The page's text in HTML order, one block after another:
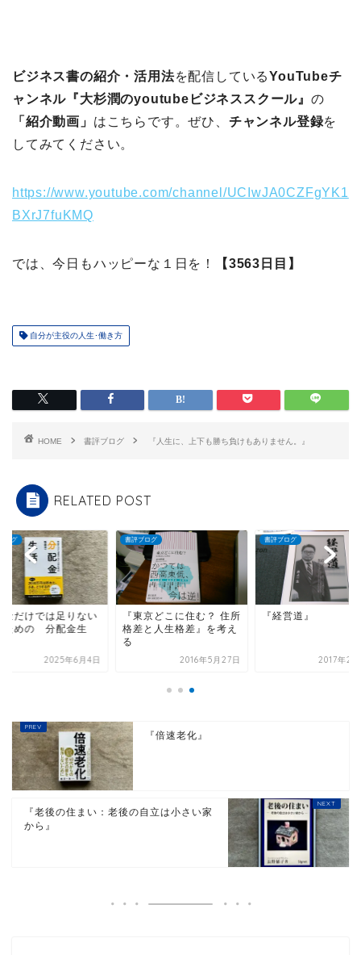
ビジネス書の紹介・活用法を配信しているYouTubeチ
ャンネル『大杉潤のyoutubeビジネススクール』 の
「紹介動画」 はこちらです。ぜひ、 チャンネル登録を
してみてください。
https://www.youtube.com/channel/UCIwJA0CZFgYK1
BXrJ7fuKMQ
では、今日もハッピーな１日を！ 【3563日目】
自分が主役の人生･働き方
HOME 書評ブログ 『人生に、上下も勝ち負けもありません。』
RELATED POST
ログ
金だけでは足りない
ための 分配金生
2025年6月4日
書評ブログ
『東京どこに住む？ 住所
格差と人生格差』を考え
る
2016年5月27日
書評ブログ
『経営道』
2017年2
『倍速老化』
『老後の住まい：老後の自立は小さい家
から』